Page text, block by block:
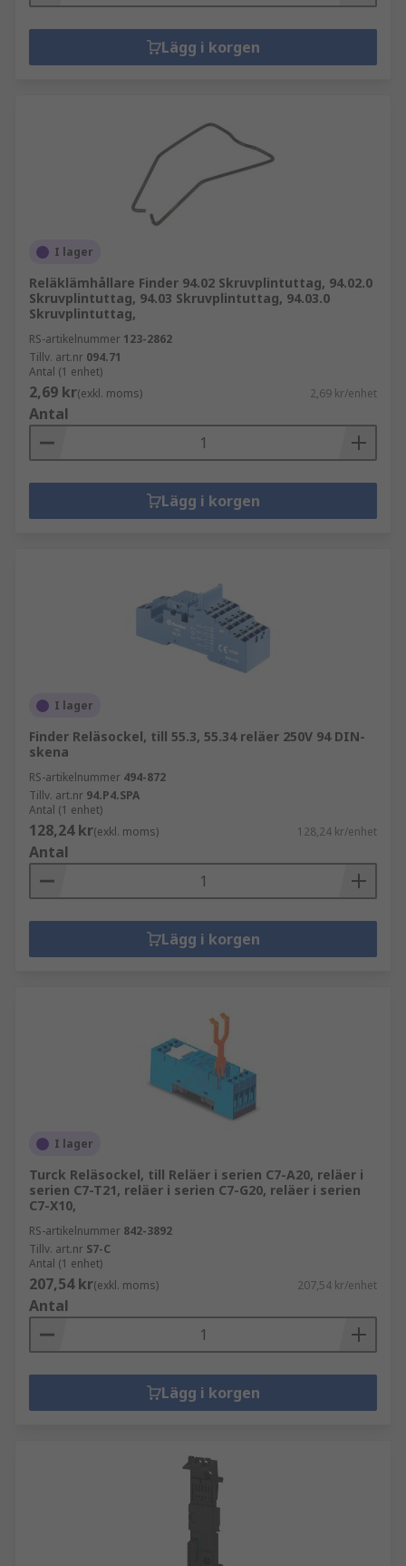
Lägg i korgen
I lager
Reläklämhållare Finder 94.02 Skruvplintuttag, 94.02.0
Skruvplintuttag, 94.03 Skruvplintuttag, 94.03.0
Skruvplintuttag,
RS-artikelnummer 123-2862
Tillv. art.nr 094.71
Antal (1 enhet)
2,69 kr(exkl. moms) 2,69 kr/enhet
Antal
Lägg i korgen
I lager
Finder Reläsockel, till 55.3, 55.34 reläer 250V 94 DIN-
skena
RS-artikelnummer 494-872
Tillv. art.nr 94.P4.SPA
Antal (1 enhet)
128,24 kr(exkl. moms) 128,24 kr/enhet
Antal
Lägg i korgen
I lager
Turck Reläsockel, till Reläer i serien C7-A20, reläer i
serien C7-T21, reläer i serien C7-G20, reläer i serien
C7-X10,
RS-artikelnummer 842-3892
Tillv. art.nr S7-C
Antal (1 enhet)
207,54 kr(exkl. moms) 207,54 kr/enhet
Antal
Lägg i korgen